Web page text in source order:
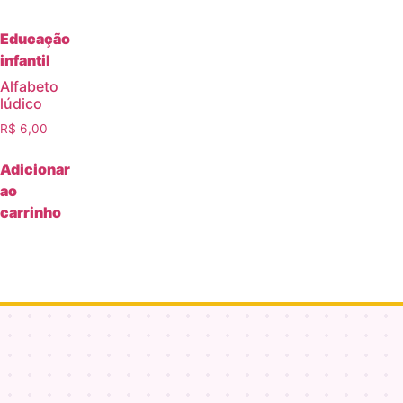
Educação
infantil
Alfabeto
lúdico
R$ 6,00
Adicionar
ao
carrinho